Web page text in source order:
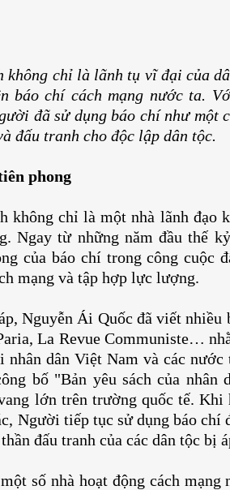
chỉ là lãnh tụ vĩ đại của
báo chí cách mạng nước ta.
đã sử dụng báo chí như một
đấu tranh cho độc lập dân tộc.
phong
không chỉ là một nhà lãnh đạo
Ngay từ những năm đầu thế
của báo chí trong công cuộc
mạng và tập hợp lực lượng.
Nguyễn Ái Quốc đã viết nhiều
La Revue Communiste…
nhân dân Việt Nam và các
bố "Bản yêu sách của
lớn trên trường quốc tế. Khi
Người tiếp tục sử dụng báo chí
đấu tranh của các dân tộc bị
số nhà hoạt động cách